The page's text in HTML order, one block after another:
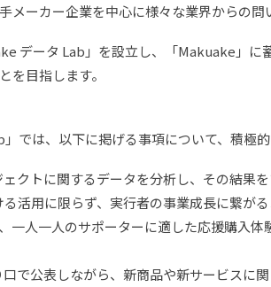
メーカー企業を中心に様々な業界からの問
データ Lab」を設立し、「Makuake」に
を目指します。
では、以下に掲げる事項について、積極的
クトに関するデータを分析し、その結果
活用に限らず、実行者の事業成長に繋が
一人一人のサポーターに適した応援購
で公表しながら、新商品や新サービスに